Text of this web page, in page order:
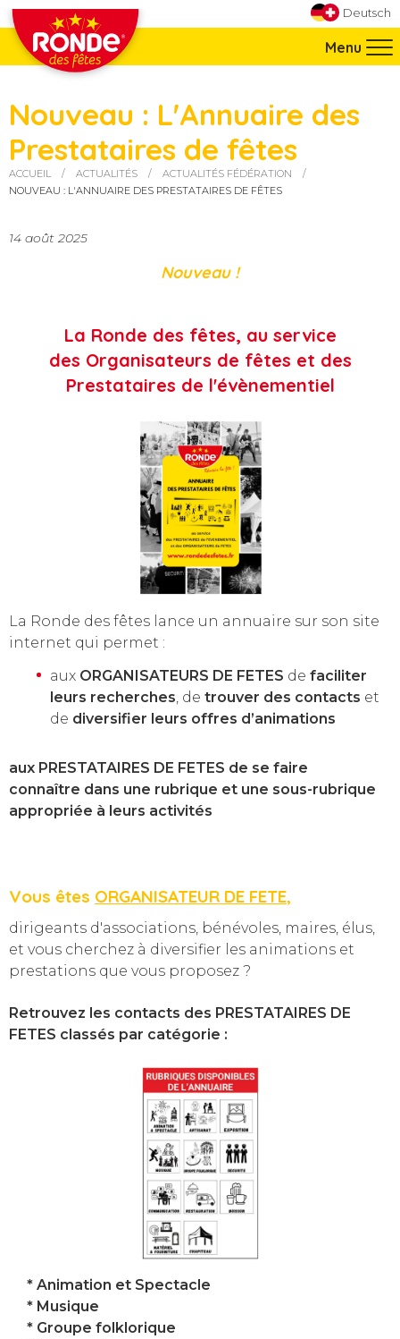
Aller directement à la navigation
Aller directement au contenu
Deutsch
Menu
Nouveau : L'Annuaire des
Prestataires de fêtes
Vous êtes ici :
ACCUEIL ACTUALITÉS
ACTUALITÉS FÉDÉRATION
NOUVEAU : L'ANNUAIRE DES PRESTATAIRES DE FÊTES
14 août 2025
Nouveau !
La Ronde des fêtes, au service
des Organisateurs de fêtes et des
Prestataires de l'évènementiel
La Ronde des fêtes lance un annuaire sur son site
internet qui permet :
aux ORGANISATEURS DE FETES de faciliter
leurs recherches, de trouver des contacts et
de diversifier leurs offres d’animations
aux PRESTATAIRES DE FETES de se faire
connaître dans une rubrique et une sous-rubrique
appropriée à leurs activités
Vous êtes ORGANISATEUR DE FETE,
dirigeants d'associations, bénévoles, maires, élus,
et vous cherchez à diversifier les animations et
prestations que vous proposez ?
Retrouvez les contacts des PRESTATAIRES DE
FETES classés par catégorie :
* Animation et Spectacle
* Musique
* Groupe folklorique